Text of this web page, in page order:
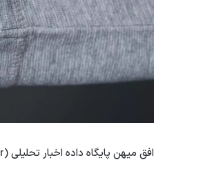
افق میهن پایگاه داده اخبار تحلیلی (ofoghmihan.ir):